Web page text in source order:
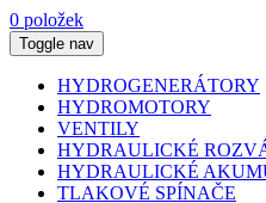
0 položek
Toggle nav
HYDROGENERÁTORY
HYDROMOTORY
VENTILY
HYDRAULICKÉ
HYDRAULICKÉ
TLAKOVÉ SPÍNAČE